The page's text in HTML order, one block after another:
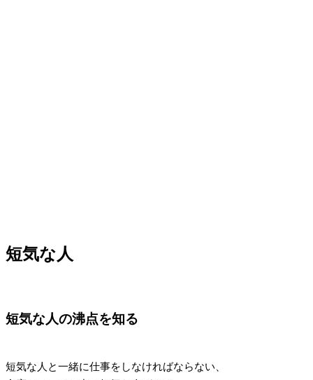
短気な人
短気な人の沸点を知る
短気な人と一緒に仕事をしなければならない、